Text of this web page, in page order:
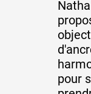
Année
pour